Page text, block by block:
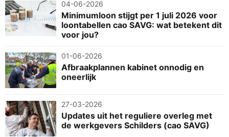
04-06-2026
Minimumloon stijgt per 1 juli 2026 voor
loontabellen cao SAVG: wat betekent dit
voor jou?
01-06-2026
Afbraakplannen kabinet onnodig en
oneerlijk
27-03-2026
Updates uit het reguliere overleg met
de werkgevers Schilders (cao SAVG)